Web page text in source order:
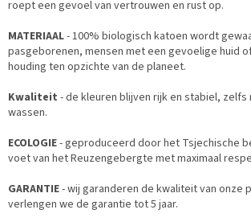
roept een gevoel van vertrouwen en rust op.
MATERIAAL- 100% biologisch katoen wordt
pasgeborenen, mensen met een gevoelige huid
houding ten opzichte van de planeet.
Kwaliteit - de kleuren blijven rijk en stabiel, zelfs
wassen.
ECOLOGIE- geproduceerd door het Tsjechische
voet van het Reuzengebergte met maximaal
GARANTIE- wij garanderen de kwaliteit van onze
verlengen we de garantie tot 5 jaar.